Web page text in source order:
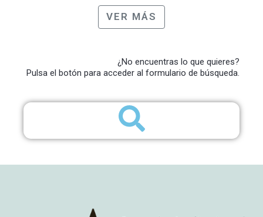
VER MÁS
¿No encuentras lo que quieres?
Pulsa el botón para acceder al formulario de búsqueda.